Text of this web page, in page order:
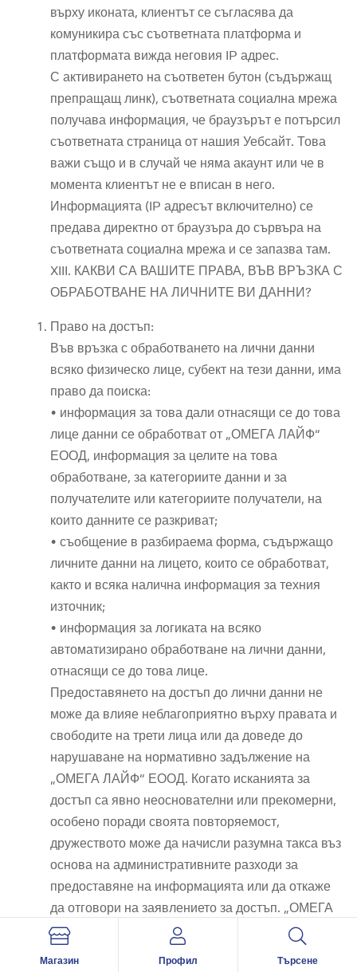
върху иконата, клиентът се съгласява да
комуникира със съответната платформа и
платформата вижда неговия IP адрес.
С активирането на съответен бутон (съдържащ
препращащ линк), съответната социална мрежа
получава информация, че браузърът е потърсил
съответната страница от нашия Уебсайт. Това
важи също и в случай че няма акаунт или че в
момента клиентът не е вписан в него.
Информацията (IP адресът включително) се
предава директно от браузъра до сървъра на
съответната социална мрежа и се запазва там.
XIII. КАКВИ СА ВАШИТЕ ПРАВА, ВЪВ ВРЪЗКА С
ОБРАБОТВАНЕ НА ЛИЧНИТЕ ВИ ДАННИ?
Право на достъп:
Във връзка с обработването на лични данни
всяко физическо лице, субект на тези данни, има
право да поиска:
• информация за това дали отнасящи се до това
лице данни се обработват от „ОМЕГА ЛАЙФ“
ЕООД, информация за целите на това
обработване, за категориите данни и за
получателите или категориите получатели, на
които данните се разкриват;
• съобщение в разбираема форма, съдържащо
личните данни на лицето, които се обработват,
както и всяка налична информация за техния
източник;
• информация за логиката на всяко
автоматизирано обработване на лични данни,
отнасящи се до това лице.
Предоставянето на достъп до лични данни не
може да влияе неблагоприятно върху правата и
свободите на трети лица или да доведе до
нарушаване на нормативно задължение на
„ОМЕГА ЛАЙФ“ ЕООД. Когато исканията за
достъп са явно неоснователни или прекомерни,
особено поради своята повторяемост,
дружеството може да начисли разумна такса въз
основа на административните разходи за
предоставяне на информацията или да откаже
да отговори на заявлението за достъп. „ОМЕГА
ЛАЙФ“ ЕООД преценява за всеки отделен
Магазин Профил Търсене